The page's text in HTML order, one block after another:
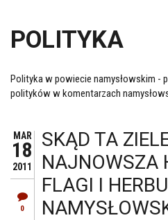
POLITYKA
Polityka w powiecie namysłowskim -
polityków w komentarzach
MAR
18
2011
0
SKĄD TA
NAJNOWSZA
FLAGI I